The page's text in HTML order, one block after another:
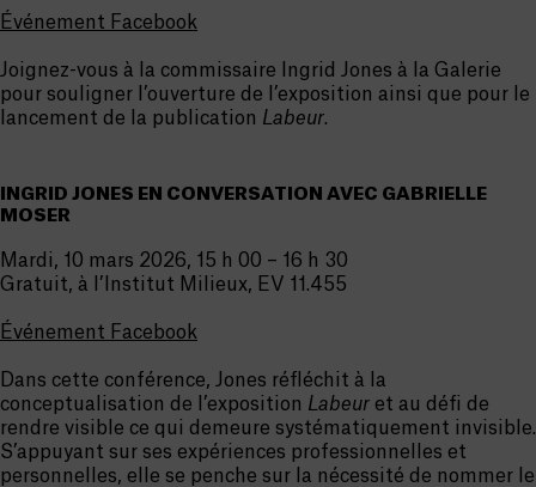
Événement Facebook
Joignez-vous à la commissaire Ingrid Jones à la Galerie
pour souligner l’ouverture de l’exposition ainsi que pour le
lancement de la publication Labeur.
INGRID JONES EN CONVERSATION AVEC GABRIELLE
MOSER
Mardi, 10 mars 2026, 15 h 00 – 16 h 30
Gratuit, à l’Institut Milieux, EV 11.455
Événement Facebook
Dans cette conférence, Jones réfléchit à la
conceptualisation de l’exposition Labeur et au défi de
rendre visible ce qui demeure systématiquement invisible.
S’appuyant sur ses expériences professionnelles et
personnelles, elle se penche sur la nécessité de nommer le